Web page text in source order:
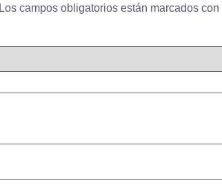
Los campos obligatorios están marcados con